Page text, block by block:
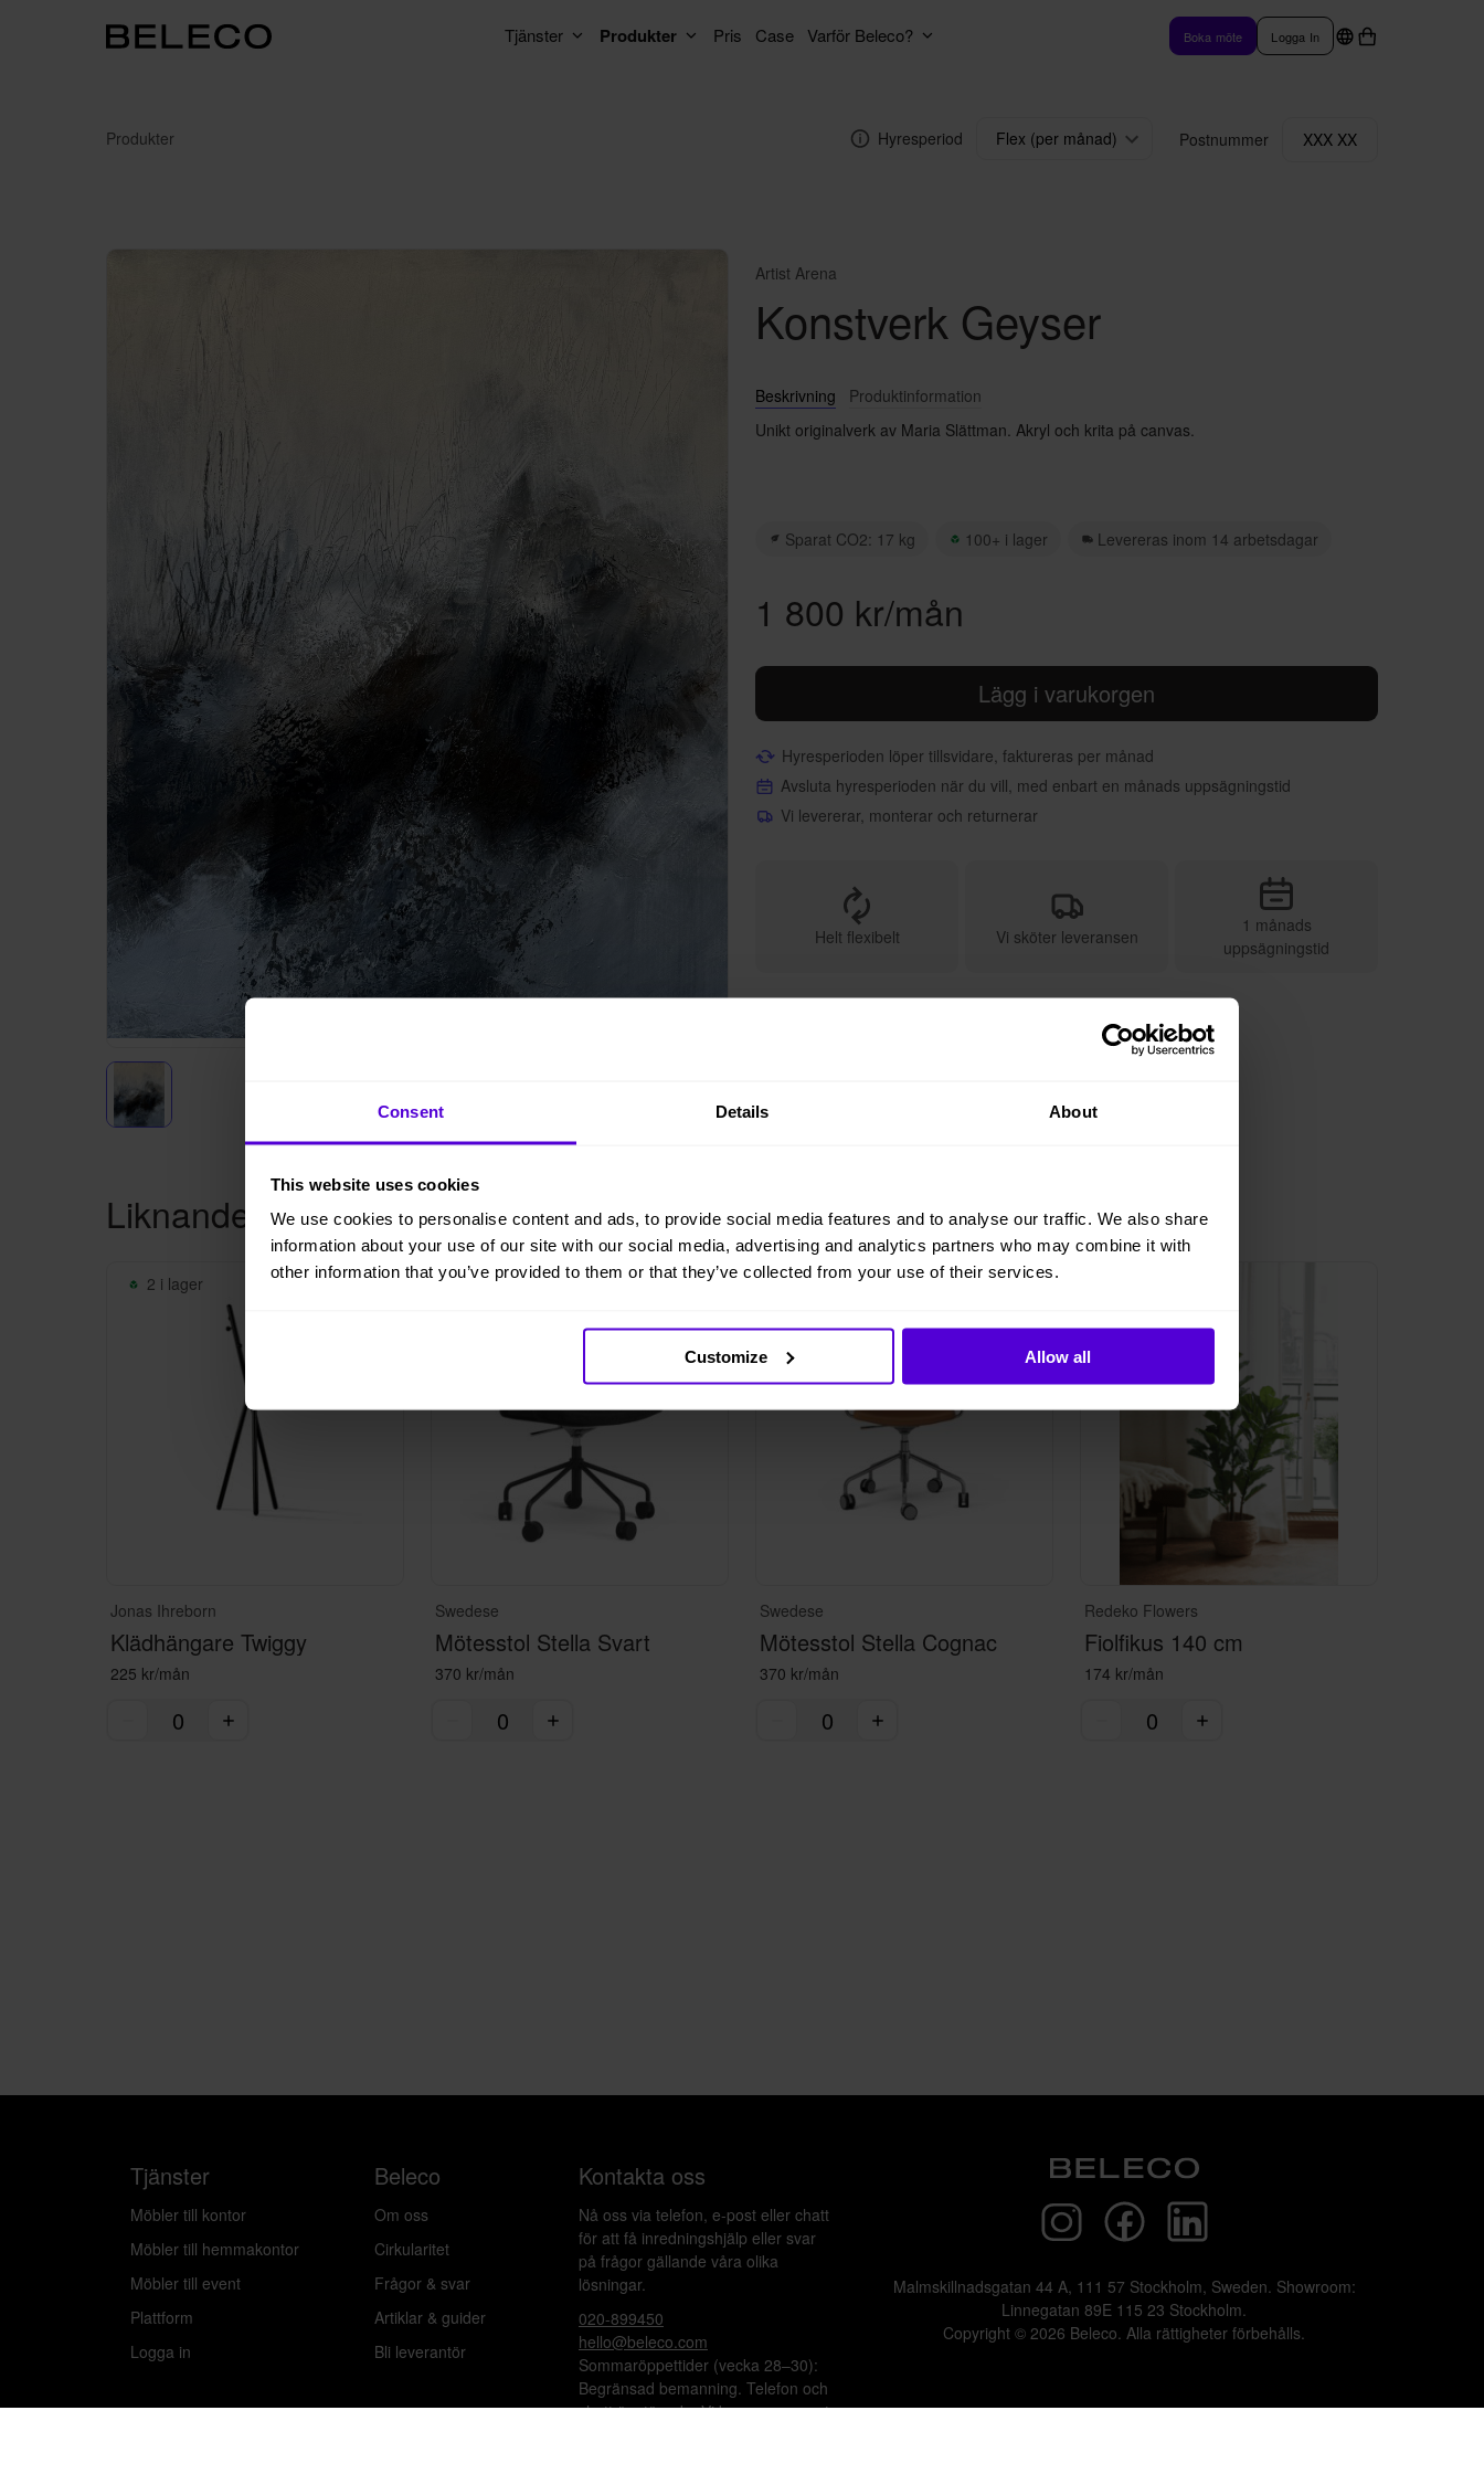
Consent Details About
This website uses cookies
We use cookies to personalise content and ads, to provide social media features and to analyse our traffic. We also share
information about your use of our site with our social media, advertising and analytics partners who may combine it with
other information that you’ve provided to them or that they’ve collected from your use of their services.
Customize Allow all
Tjänster Produkter Pris Case Varför Beleco? Boka möte Logga In
Produkter Hyresperiod Flex (per månad) Postnummer XXX XX
Artist Arena
Konstverk Geyser
Beskrivning
Produktinformation
Unikt originalverk av Maria Slättman. Akryl och krita på canvas.
Sparat CO2: 17 kg 100+ i lager Levereras inom 14 arbetsdagar
1 800 kr/mån
Lägg i varukorgen
Hyresperioden löper tillsvidare, faktureras per månad
Avsluta hyresperioden när du vill, med enbart en månads uppsägningstid
Vi levererar, monterar och returnerar
Helt flexibelt Vi sköter leveransen
1 månads
uppsägningstid
Liknande produkter
2 i lager
Jonas Ihreborn
Klädhängare Twiggy
225 kr/mån
10 i lager
Swedese
Mötesstol Stella Svart
370 kr/mån
5 i lager
Swedese
Mötesstol Stella Cognac
370 kr/mån
Redeko Flowers
Fiolfikus 140 cm
174 kr/mån
Tjänster
Möbler till kontor
Möbler till hemmakontor
Möbler till event
Plattform
Logga in
Beleco
Om oss
Cirkularitet
Frågor & svar
Artiklar & guider
Bli leverantör
Kontakta oss
Nå oss via telefon, e-post eller chatt
för att få inredningshjälp eller svar
på frågor gällande våra olika
lösningar.
020-899450
hello@beleco.com
Sommaröppettider (vecka 28–30):
Begränsad bemanning. Telefon och
chatt är stängda. Vi besvarar e-post
Malmskillnadsgatan 44 A, 111 57 Stockholm, Sweden. Showroom:
Linnegatan 89E 115 23 Stockholm.
Copyright © 2026 Beleco. Alla rättigheter förbehålls.